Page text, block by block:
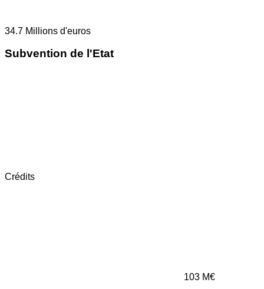
34.7 Millions d'euros
Subvention de l'Etat
Crédits
103 M€